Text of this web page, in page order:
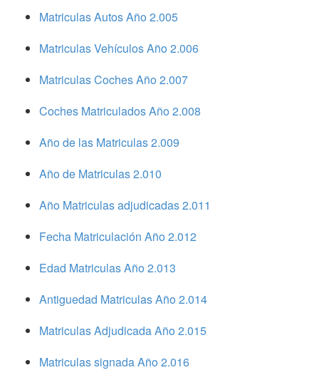
Matriculas Autos Año 2.005
Matriculas Vehículos Año 2.006
Matriculas Coches Año 2.007
Coches Matriculados Año 2.008
Año de las Matriculas 2.009
Año de Matriculas 2.010
Año Matriculas adjudicadas 2.011
Fecha Matriculación Año 2.012
Edad Matriculas Año 2.013
Antiguedad Matriculas Año 2.014
Matriculas Adjudicada Año 2.015
Matriculas signada Año 2.016